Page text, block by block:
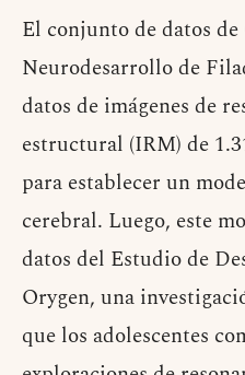
El conjunto de datos
Neurodesarrollo de
datos de imágenes de
estructural (IRM) de
para establecer un
cerebral. Luego, este
datos del Estudio de
Orygen, una
que los adolescentes